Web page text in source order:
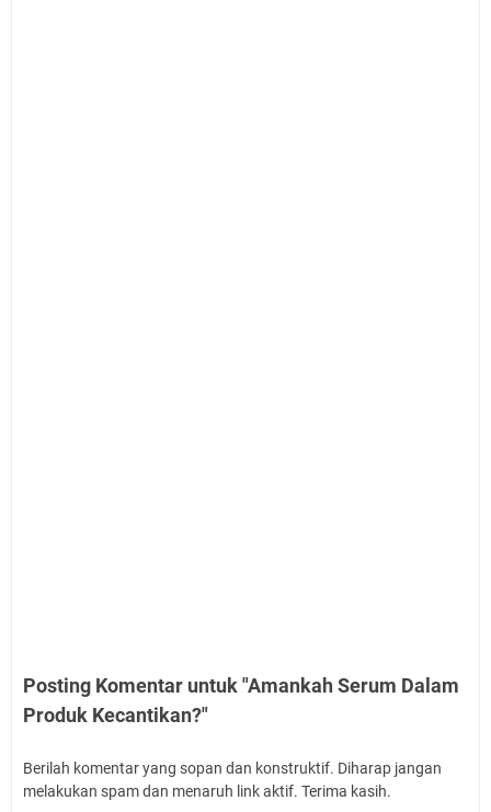
Posting Komentar untuk "Amankah Serum Dalam
Produk Kecantikan?"
Berilah komentar yang sopan dan konstruktif. Diharap jangan
melakukan spam dan menaruh link aktif. Terima kasih.